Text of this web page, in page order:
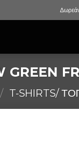
GREEN
/ T-SHIRTS/